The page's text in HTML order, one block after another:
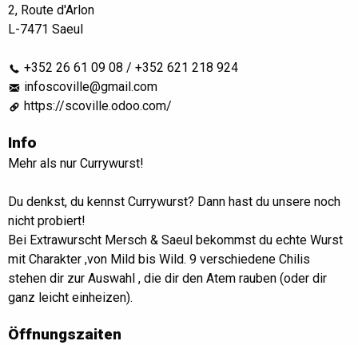
2, Route d'Arlon
L-7471 Saeul
+352 26 61 09 08 / +352 621 218 924
infoscoville@gmail.com
https://scoville.odoo.com/
Info
Mehr als nur Currywurst!
Du denkst, du kennst Currywurst? Dann hast du unsere noch
nicht probiert!
Bei Extrawurscht Mersch & Saeul bekommst du echte Wurst
mit Charakter ,von Mild bis Wild. 9 verschiedene Chilis
stehen dir zur Auswahl , die dir den Atem rauben (oder dir
ganz leicht einheizen).
Öffnungszaiten